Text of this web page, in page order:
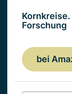
Forschung
bei